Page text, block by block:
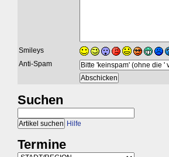
Smileys
Anti-Spam
Suchen
Hilfe
Termine